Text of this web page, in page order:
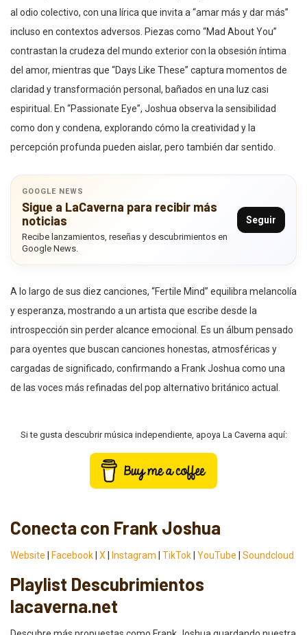
al odio colectivo, con una lírica que invita a “amar más y dar más”
incluso en contextos adversos. Piezas como “Mad About You”
contrastan la crudeza del mundo exterior con la obsesión íntima
del amor, mientras que “Days Like These” captura momentos de
claridad y transformación personal, bañados en una luz casi
espiritual. En “Passionate Eye”, Joshua observa la sensibilidad
como don y condena, explorando cómo la creatividad y la
percepción profunda pueden aislar, pero también dar sentido.
GOOGLE NEWS
Sigue a LaCaverna para recibir más
noticias
Recibe lanzamientos, reseñas y descubrimientos en
Google News.
Seguir
A lo largo de sus diez canciones, “Fertile Mind” equilibra melancolía
y esperanza, mostrando a un artista que escribe desde la
introspección sin perder alcance emocional. Es un álbum pensado
para oyentes que buscan canciones honestas, atmosféricas y
cargadas de significado, confirmando a Frank Joshua como una
de las voces más refinadas del pop alternativo británico actual.
Si te gusta descubrir música independiente, apoya La Caverna aquí:
Conecta con Frank Joshua
Website Facebook X Instagram TikTok YouTube Soundcloud
Playlist Descubrimientos
lacaverna.net